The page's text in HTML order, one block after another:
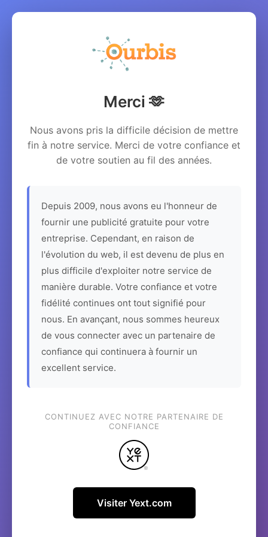
Merci 🫶
Nous avons pris la difficile décision de mettre
fin à notre service. Merci de votre confiance et
de votre soutien au fil des années.
Depuis 2009, nous avons eu l'honneur de
fournir une publicité gratuite pour votre
entreprise. Cependant, en raison de
l'évolution du web, il est devenu de plus en
plus difficile d'exploiter notre service de
manière durable. Votre confiance et votre
fidélité continues ont tout signifié pour
nous. En avançant, nous sommes heureux
de vous connecter avec un partenaire de
confiance qui continuera à fournir un
excellent service.
CONTINUEZ AVEC NOTRE PARTENAIRE DE
CONFIANCE
Visiter Yext.com